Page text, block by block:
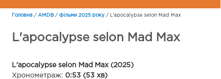
Головна / AMDB / Фільми 2025 року / L'apocalypse selon Mad Max
L'apocalypse selon Mad Max
L'apocalypse selon Mad Max (2025)
Хронометраж: 0:53 (53 хв)